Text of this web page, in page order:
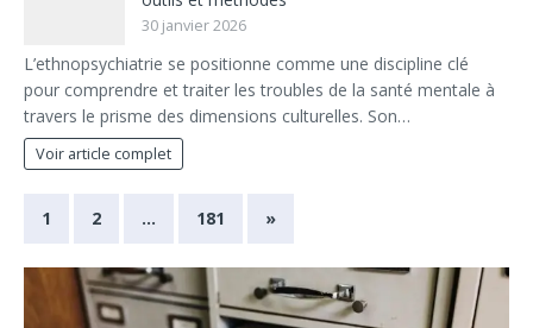
30 janvier 2026
L’ethnopsychiatrie se positionne comme une discipline clé
pour comprendre et traiter les troubles de la santé mentale à
travers le prisme des dimensions culturelles. Son…
Voir article complet
1 2 … 181 »